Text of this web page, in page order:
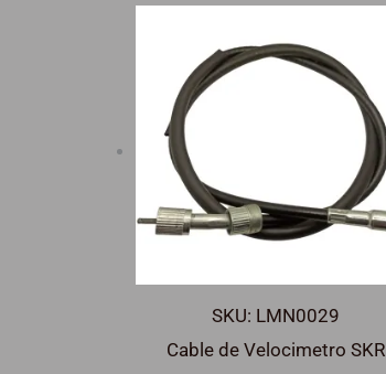
SKU: LMN0029
Cable de Velocimetro SKR